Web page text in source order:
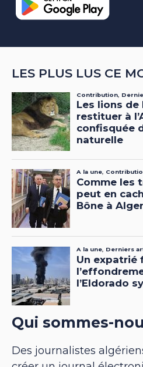
LES PLUS LUS CE
Qui sommes-
Des journalistes